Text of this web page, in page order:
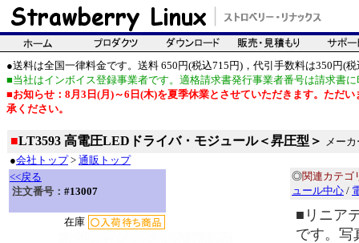
●送料は全国一律料金です。送料 650円(税込715円)，代引手数料は350円(税
■当社はインボイス登録事業者です。適格請求書発行事業者番号は請求書
■お知らせ：8月3日(月)～6日(木)を夏季休業とさせていただきます。ただ
承ください。
■LT3593 高電圧LEDドライバ・モジュール＜昇圧型＞ メー
●会社トップ> 通販トップ
<<戻る
注文番号： #13007
在庫
◎関連カテゴ
ュール中心 /
■リニア
です。写